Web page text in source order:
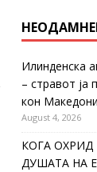
Илинденска
– стравот ја
кон
August 4, 2026
КОГА
ДУШАТА НА